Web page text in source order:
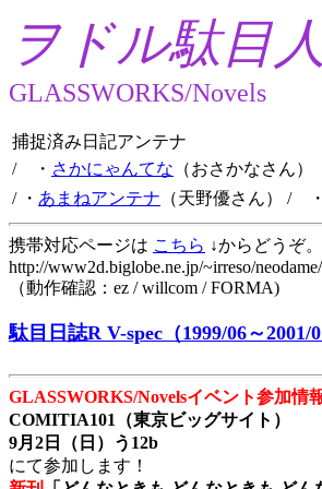
ヲドル駄目
GLASSWORKS/Novels
捕捉済み日記アンテナ
/ ・ さかにゃんてな （おさかなさん）
/ ・ あまねアンテナ （天野優さん） / ・
携帯対応ページは こちら ↓からどうぞ。
http://www2d.biglobe.ne.jp/~irreso/
（動作確認：ez / willcom / FORMA)
駄目日誌R V-spec（1999/06～2001/
GLASSWORKS/Novelsイベント参加情
COMITIA101（東京ビッグサイト）
9月2日（日）う12b
にて参加します！